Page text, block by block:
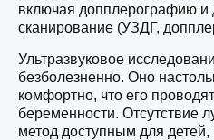
включая допплерографию и
сканирование (УЗДГ,
Ультразвуковое
безболезненно. Оно
комфортно, что его
беременности. Отсутствие
метод доступным для